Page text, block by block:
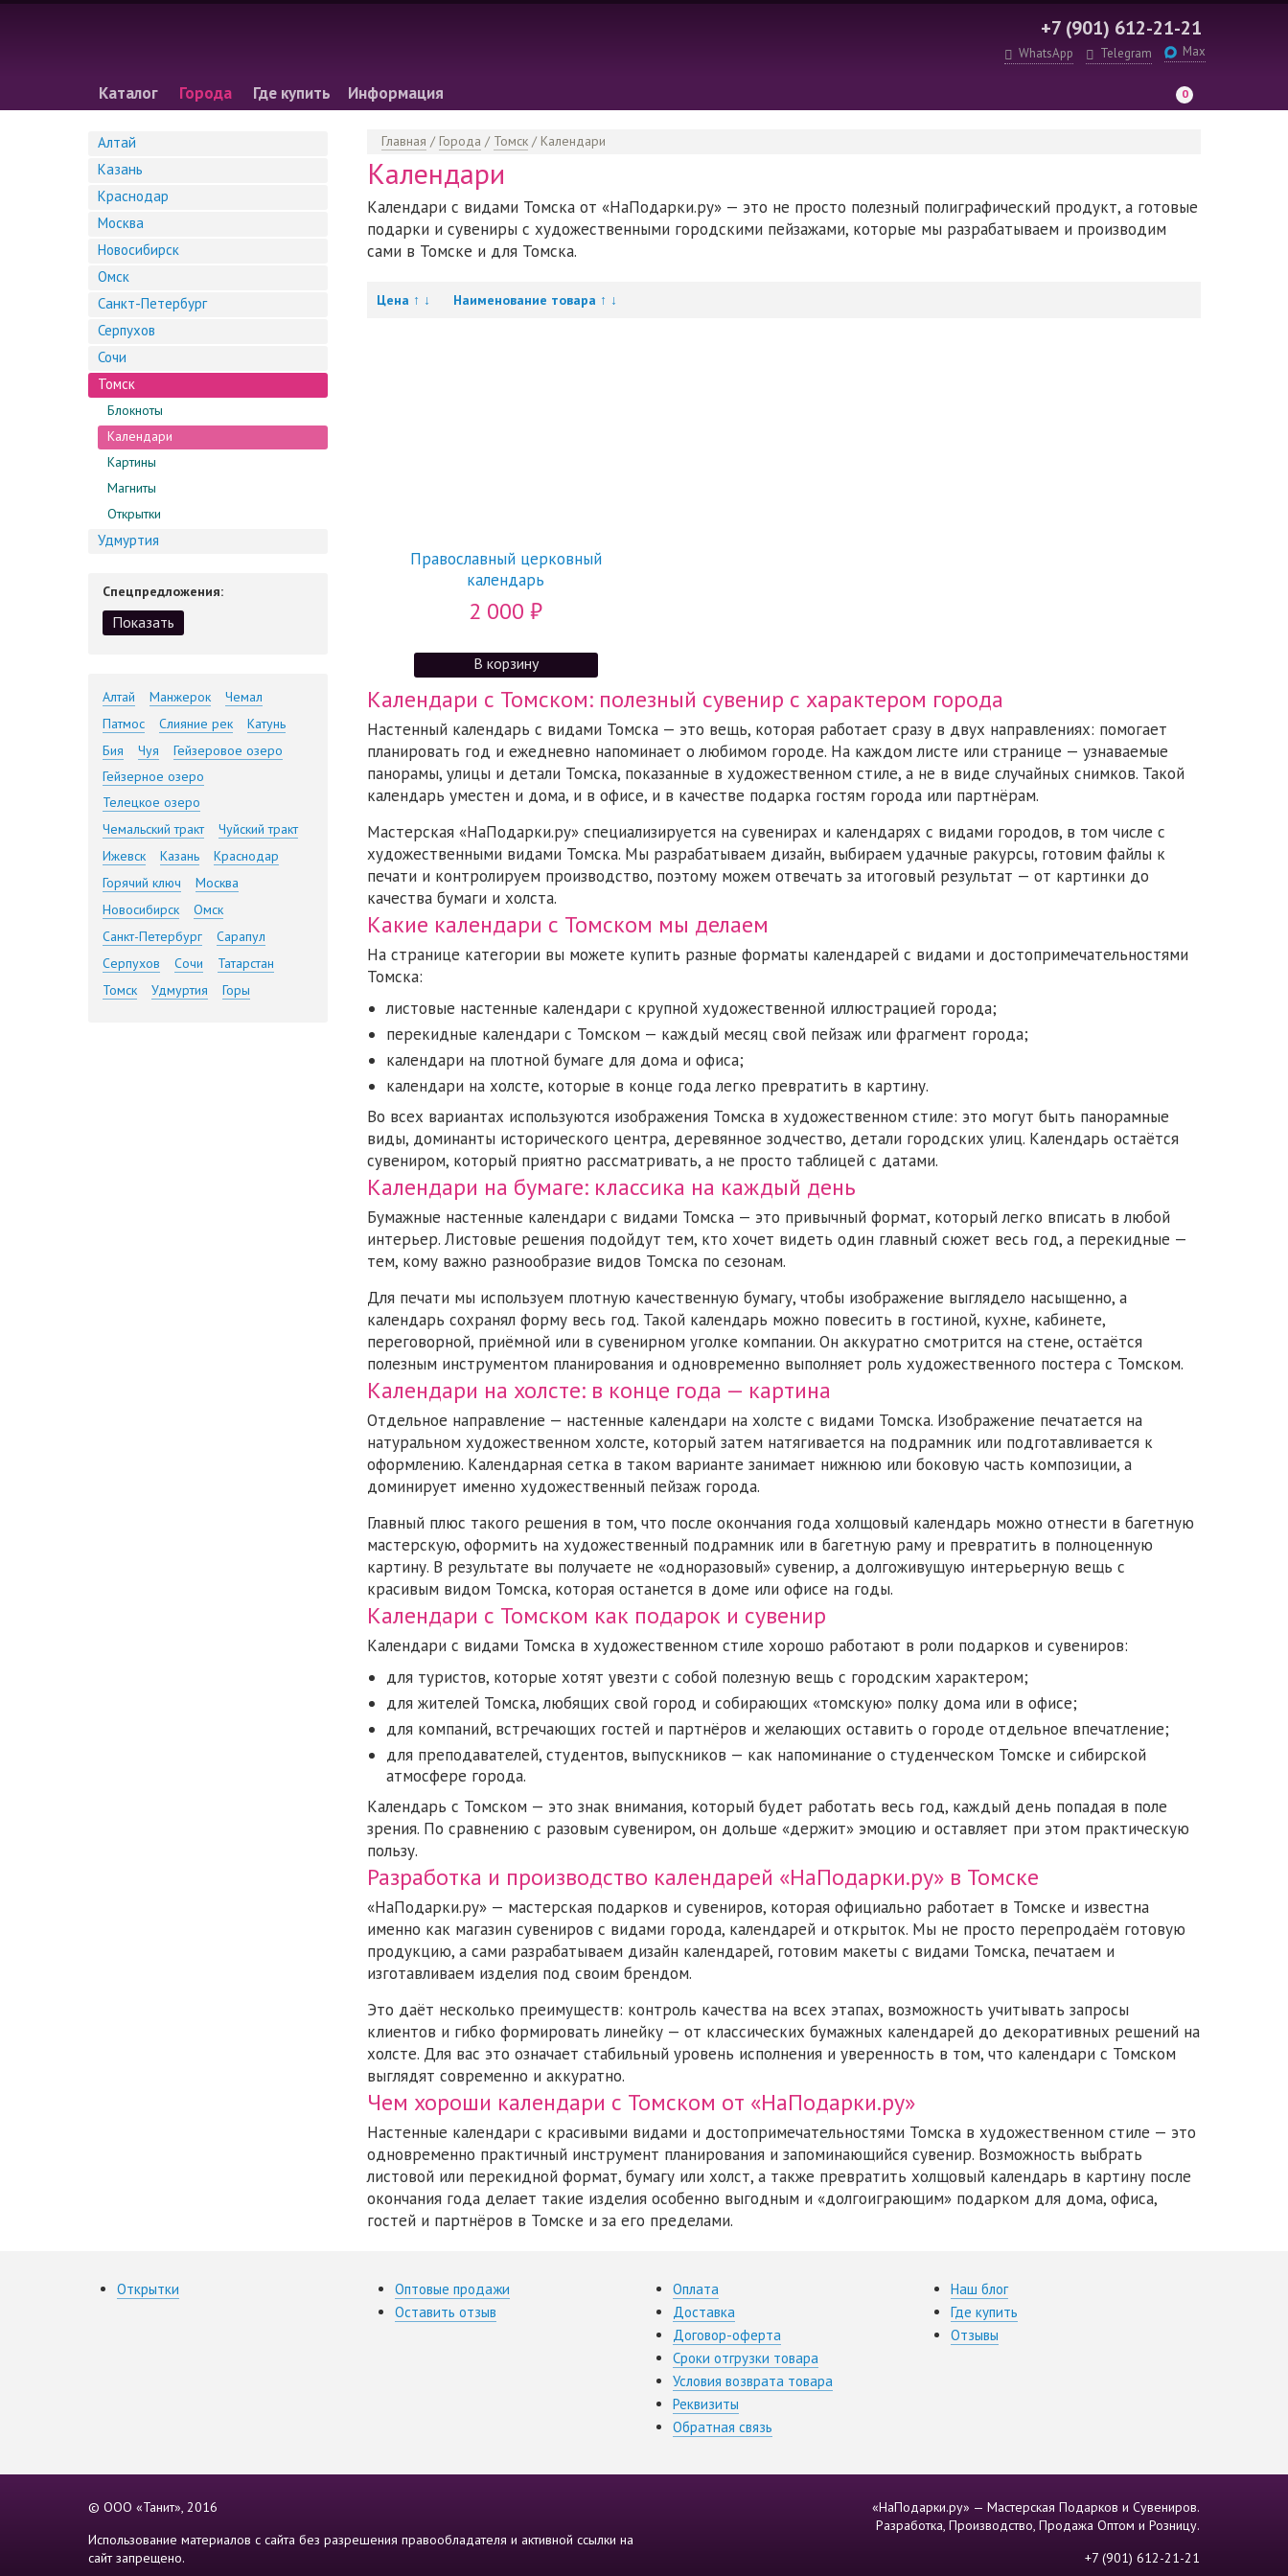
+7 (901) 612-21-21
WhatsApp Telegram Max
Каталог Города Где купить Информация 0
Алтай
Казань
Краснодар
Москва
Новосибирск
Омск
Санкт-Петербург
Серпухов
Сочи
Томск
Блокноты
Календари
Картины
Магниты
Открытки
Удмуртия
Спецпредложения:
Алтай Манжерок
Чемал
Патмос
Слияние рек
Катунь
Бия
Чуя
Гейзеровое озеро
Гейзерное озеро
Телецкое озеро
Чемальский тракт
Чуйский тракт
Ижевск
Казань
Краснодар
Горячий ключ
Москва
Новосибирск
Омск
Санкт-Петербург
Сарапул
Серпухов
Сочи
Татарстан
Томск
Удмуртия Горы
Главная / Города / Томск / Календари
Календари
Календари с видами Томска от «НаПодарки.ру» — это не просто полезный полиграфический продукт, а готовые
подарки и сувениры с художественными городскими пейзажами, которые мы разрабатываем и производим
сами в Томске и для Томска.
Цена ↑ ↓ Наименование товара ↑ ↓
Православный церковный
календарь
2 000 ₽
Календари с Томском: полезный сувенир с характером города
Настенный календарь с видами Томска — это вещь, которая работает сразу в двух направлениях: помогает
планировать год и ежедневно напоминает о любимом городе. На каждом листе или странице — узнаваемые
панорамы, улицы и детали Томска, показанные в художественном стиле, а не в виде случайных снимков. Такой
календарь уместен и дома, и в офисе, и в качестве подарка гостям города или партнёрам.
Мастерская «НаПодарки.ру» специализируется на сувенирах и календарях с видами городов, в том числе с
художественными видами Томска. Мы разрабатываем дизайн, выбираем удачные ракурсы, готовим файлы к
печати и контролируем производство, поэтому можем отвечать за итоговый результат — от картинки до
качества бумаги и холста.
Какие календари с Томском мы делаем
На странице категории вы можете купить разные форматы календарей с видами и достопримечательностями
Томска:
листовые настенные календари с крупной художественной иллюстрацией города;
перекидные календари с Томском — каждый месяц свой пейзаж или фрагмент города;
календари на плотной бумаге для дома и офиса;
календари на холсте, которые в конце года легко превратить в картину.
Во всех вариантах используются изображения Томска в художественном стиле: это могут быть панорамные
виды, доминанты исторического центра, деревянное зодчество, детали городских улиц. Календарь остаётся
сувениром, который приятно рассматривать, а не просто таблицей с датами.
Календари на бумаге: классика на каждый день
Бумажные настенные календари с видами Томска — это привычный формат, который легко вписать в любой
интерьер. Листовые решения подойдут тем, кто хочет видеть один главный сюжет весь год, а перекидные —
тем, кому важно разнообразие видов Томска по сезонам.
Для печати мы используем плотную качественную бумагу, чтобы изображение выглядело насыщенно, а
календарь сохранял форму весь год. Такой календарь можно повесить в гостиной, кухне, кабинете,
переговорной, приёмной или в сувенирном уголке компании. Он аккуратно смотрится на стене, остаётся
полезным инструментом планирования и одновременно выполняет роль художественного постера с Томском.
Календари на холсте: в конце года — картина
Отдельное направление — настенные календари на холсте с видами Томска. Изображение печатается на
натуральном художественном холсте, который затем натягивается на подрамник или подготавливается к
оформлению. Календарная сетка в таком варианте занимает нижнюю или боковую часть композиции, а
доминирует именно художественный пейзаж города.
Главный плюс такого решения в том, что после окончания года холщовый календарь можно отнести в багетную
мастерскую, оформить на художественный подрамник или в багетную раму и превратить в полноценную
картину. В результате вы получаете не «одноразовый» сувенир, а долгоживущую интерьерную вещь с
красивым видом Томска, которая останется в доме или офисе на годы.
Календари с Томском как подарок и сувенир
Календари с видами Томска в художественном стиле хорошо работают в роли подарков и сувениров:
для туристов, которые хотят увезти с собой полезную вещь с городским характером;
для жителей Томска, любящих свой город и собирающих «томскую» полку дома или в офисе;
для компаний, встречающих гостей и партнёров и желающих оставить о городе отдельное впечатление;
для преподавателей, студентов, выпускников — как напоминание о студенческом Томске и сибирской
атмосфере города.
Календарь с Томском — это знак внимания, который будет работать весь год, каждый день попадая в поле
зрения. По сравнению с разовым сувениром, он дольше «держит» эмоцию и оставляет при этом практическую
пользу.
Разработка и производство календарей «НаПодарки.ру» в Томске
«НаПодарки.ру» — мастерская подарков и сувениров, которая официально работает в Томске и известна
именно как магазин сувениров с видами города, календарей и открыток. Мы не просто перепродаём готовую
продукцию, а сами разрабатываем дизайн календарей, готовим макеты с видами Томска, печатаем и
изготавливаем изделия под своим брендом.
Это даёт несколько преимуществ: контроль качества на всех этапах, возможность учитывать запросы
клиентов и гибко формировать линейку — от классических бумажных календарей до декоративных решений на
холсте. Для вас это означает стабильный уровень исполнения и уверенность в том, что календари с Томском
выглядят современно и аккуратно.
Чем хороши календари с Томском от «НаПодарки.ру»
Настенные календари с красивыми видами и достопримечательностями Томска в художественном стиле — это
одновременно практичный инструмент планирования и запоминающийся сувенир. Возможность выбрать
листовой или перекидной формат, бумагу или холст, а также превратить холщовый календарь в картину после
окончания года делает такие изделия особенно выгодным и «долгоиграющим» подарком для дома, офиса,
гостей и партнёров в Томске и за его пределами.
Открытки
Оптовые продажи
Оставить отзыв
Оплата
Доставка
Договор-оферта
Сроки отгрузки товара
Условия возврата товара
Реквизиты
Обратная связь
Наш блог
Где купить
Отзывы
© ООО «Танит», 2016
Использование материалов с сайта без разрешения правообладателя и активной ссылки на
сайт запрещено.
«НаПодарки.ру» — Мастерская Подарков и Сувениров.
Разработка, Производство, Продажа Оптом и Розницу.
+7 (901) 612-21-21